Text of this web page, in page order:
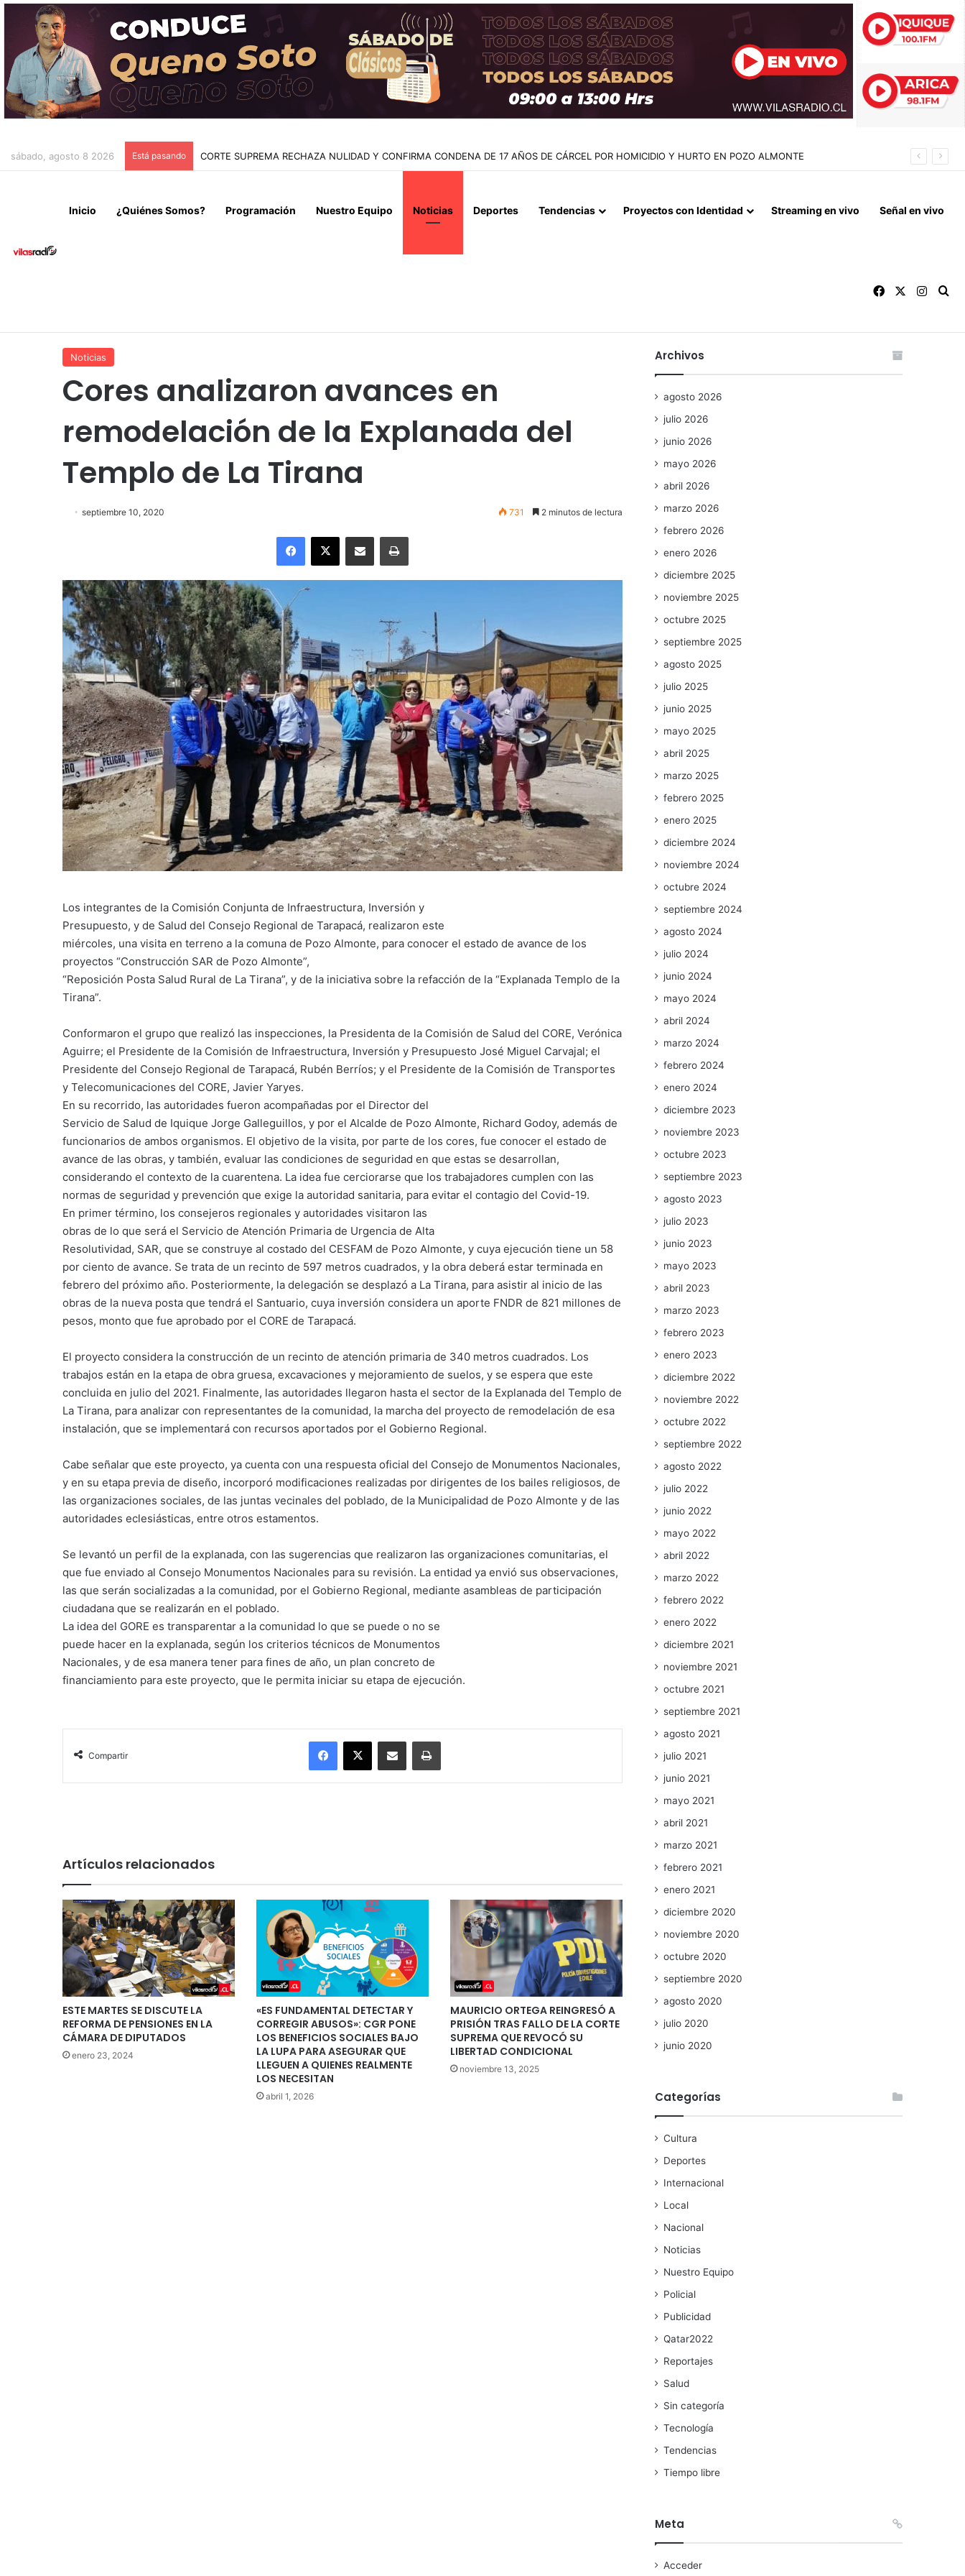
sábado, agosto 8 2026 Está pasando AUTORIDADES DEL GORE DE ARICA ACUDEN A CONTRALORÍA TRAS IRREGULARIDADES POR $95 MIL MILLONES EN LA GESTIÓN ANTERIOR
Inicio ¿Quiénes Somos? Programación Nuestro Equipo Noticias Deportes Tendencias Proyectos con Identidad Streaming en vivo Señal en vivo
Facebook
Noticias
Cores analizaron avances en
remodelación de la Explanada del
Templo de La Tirana
septiembre 10, 2020 731 2 minutos de lectura
Facebook
X Enviar vía email Imprimir
Los integrantes de la Comisión Conjunta de Infraestructura, Inversión y
Presupuesto, y de Salud del Consejo Regional de Tarapacá, realizaron este
miércoles, una visita en terreno a la comuna de Pozo Almonte, para conocer el estado de avance de los
proyectos “Construcción SAR de Pozo Almonte”,
“Reposición Posta Salud Rural de La Tirana”, y de la iniciativa sobre la refacción de la “Explanada Templo de la
Tirana”.
Conformaron el grupo que realizó las inspecciones, la Presidenta de la Comisión de Salud del CORE, Verónica
Aguirre; el Presidente de la Comisión de Infraestructura, Inversión y Presupuesto José Miguel Carvajal; el
Presidente del Consejo Regional de Tarapacá, Rubén Berríos; y el Presidente de la Comisión de Transportes
y Telecomunicaciones del CORE, Javier Yaryes.
En su recorrido, las autoridades fueron acompañadas por el Director del
Servicio de Salud de Iquique Jorge Galleguillos, y por el Alcalde de Pozo Almonte, Richard Godoy, además de
funcionarios de ambos organismos. El objetivo de la visita, por parte de los cores, fue conocer el estado de
avance de las obras, y también, evaluar las condiciones de seguridad en que estas se desarrollan,
considerando el contexto de la cuarentena. La idea fue cerciorarse que los trabajadores cumplen con las
normas de seguridad y prevención que exige la autoridad sanitaria, para evitar el contagio del Covid-19.
En primer término, los consejeros regionales y autoridades visitaron las
obras de lo que será el Servicio de Atención Primaria de Urgencia de Alta
Resolutividad, SAR, que se construye al costado del CESFAM de Pozo Almonte, y cuya ejecución tiene un 58
por ciento de avance. Se trata de un recinto de 597 metros cuadrados, y la obra deberá estar terminada en
febrero del próximo año. Posteriormente, la delegación se desplazó a La Tirana, para asistir al inicio de las
obras de la nueva posta que tendrá el Santuario, cuya inversión considera un aporte FNDR de 821 millones de
pesos, monto que fue aprobado por el CORE de Tarapacá.
El proyecto considera la construcción de un recinto de atención primaria de 340 metros cuadrados. Los
trabajos están en la etapa de obra gruesa, excavaciones y mejoramiento de suelos, y se espera que este
concluida en julio del 2021. Finalmente, las autoridades llegaron hasta el sector de la Explanada del Templo de
La Tirana, para analizar con representantes de la comunidad, la marcha del proyecto de remodelación de esa
instalación, que se implementará con recursos aportados por el Gobierno Regional.
Cabe señalar que este proyecto, ya cuenta con una respuesta oficial del Consejo de Monumentos Nacionales,
y en su etapa previa de diseño, incorporó modificaciones realizadas por dirigentes de los bailes religiosos, de
las organizaciones sociales, de las juntas vecinales del poblado, de la Municipalidad de Pozo Almonte y de las
autoridades eclesiásticas, entre otros estamentos.
Se levantó un perfil de la explanada, con las sugerencias que realizaron las organizaciones comunitarias, el
que fue enviado al Consejo Monumentos Nacionales para su revisión. La entidad ya envió sus observaciones,
las que serán socializadas a la comunidad, por el Gobierno Regional, mediante asambleas de participación
ciudadana que se realizarán en el poblado.
La idea del GORE es transparentar a la comunidad lo que se puede o no se
puede hacer en la explanada, según los criterios técnicos de Monumentos
Nacionales, y de esa manera tener para fines de año, un plan concreto de
financiamiento para este proyecto, que le permita iniciar su etapa de ejecución.
Compartir
Facebook
X Enviar vía email Imprimir
Artículos relacionados
ESTE MARTES SE DISCUTE LA
REFORMA DE PENSIONES EN LA
CÁMARA DE DIPUTADOS
enero 23, 2024
«ES FUNDAMENTAL DETECTAR Y
CORREGIR ABUSOS»: CGR PONE
LOS BENEFICIOS SOCIALES BAJO
LA LUPA PARA ASEGURAR QUE
LLEGUEN A QUIENES REALMENTE
LOS NECESITAN
abril 1, 2026
MAURICIO ORTEGA REINGRESÓ A
PRISIÓN TRAS FALLO DE LA CORTE
SUPREMA QUE REVOCÓ SU
LIBERTAD CONDICIONAL
noviembre 13, 2025
Archivos
agosto 2026
julio 2026
junio 2026
mayo 2026
abril 2026
marzo 2026
febrero 2026
enero 2026
diciembre 2025
noviembre 2025
octubre 2025
septiembre 2025
agosto 2025
julio 2025
junio 2025
mayo 2025
abril 2025
marzo 2025
febrero 2025
enero 2025
diciembre 2024
noviembre 2024
octubre 2024
septiembre 2024
agosto 2024
julio 2024
junio 2024
mayo 2024
abril 2024
marzo 2024
febrero 2024
enero 2024
diciembre 2023
noviembre 2023
octubre 2023
septiembre 2023
agosto 2023
julio 2023
junio 2023
mayo 2023
abril 2023
marzo 2023
febrero 2023
enero 2023
diciembre 2022
noviembre 2022
octubre 2022
septiembre 2022
agosto 2022
julio 2022
junio 2022
mayo 2022
abril 2022
marzo 2022
febrero 2022
enero 2022
diciembre 2021
noviembre 2021
octubre 2021
septiembre 2021
agosto 2021
julio 2021
junio 2021
mayo 2021
abril 2021
marzo 2021
febrero 2021
enero 2021
diciembre 2020
noviembre 2020
octubre 2020
septiembre 2020
agosto 2020
julio 2020
junio 2020
Categorías
Cultura
Deportes
Internacional
Local
Nacional
Noticias
Nuestro Equipo
Policial
Publicidad
Qatar2022
Reportajes
Salud
Sin categoría
Tecnología
Tendencias
Tiempo libre
Meta
Acceder